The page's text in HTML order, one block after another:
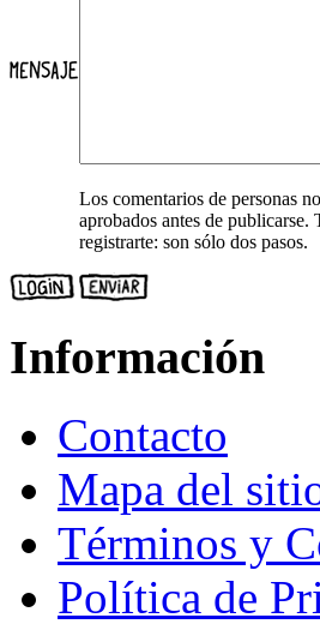
Los comentarios de personas
aprobados antes de publicarse.
registrarte: son sólo dos pasos.
Información
Contacto
Mapa del
Términos y
Política de